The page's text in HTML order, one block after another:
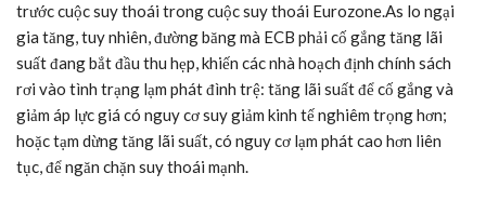
trước cuộc suy thoái trong cuộc suy thoái Eurozone.As lo ngại
gia tăng, tuy nhiên, đường băng mà ECB phải cố gắng tăng lãi
suất đang bắt đầu thu hẹp, khiến các nhà hoạch định chính sách
rơi vào tình trạng lạm phát đình trệ: tăng lãi suất để cố gắng và
giảm áp lực giá có nguy cơ suy giảm kinh tế nghiêm trọng hơn;
hoặc tạm dừng tăng lãi suất, có nguy cơ lạm phát cao hơn liên
tục, để ngăn chặn suy thoái mạnh.